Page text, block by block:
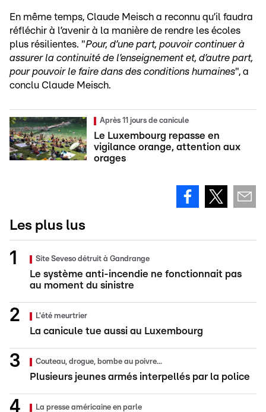
En même temps, Claude Meisch a reconnu qu’il faudra
réfléchir à l’avenir à la manière de rendre les écoles
plus résilientes. "Pour, d’une part, pouvoir continuer à
assurer la continuité de l’enseignement et, d’autre part,
pour pouvoir le faire dans des conditions humaines", a
conclu Claude Meisch.
Après 11 jours de canicule
Le Luxembourg repasse en
vigilance orange, attention aux
orages
Les plus lus
Site Seveso détruit à Gandrange
Le système anti-incendie ne fonctionnait pas
au moment du sinistre
L'été meurtrier
La canicule tue aussi au Luxembourg
Couteau, drogue, bombe au poivre...
Plusieurs jeunes armés interpellés par la police
La presse américaine en parle